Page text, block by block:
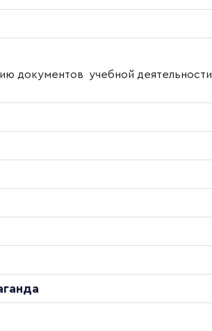
документов учебной деятельности